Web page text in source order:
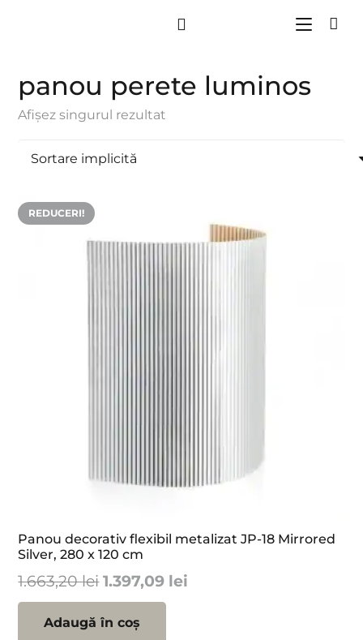
panou perete luminos
Afișez singurul rezultat
REDUCERI!
Panou decorativ flexibil metalizat JP-18 Mirrored
Silver, 280 x 120 cm
1.663,20leiPrețul
inițial
a
1.397,09 lei
Adaugă în coș